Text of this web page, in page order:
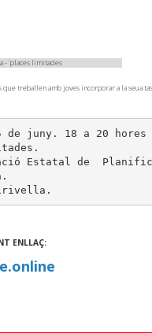
- `places limitades
treballen amb joves incorporar a la seua
ENLLAÇ: